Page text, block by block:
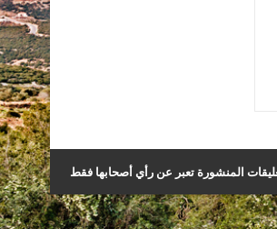
المنشورة تعبر عن رأي أصحابها فقط